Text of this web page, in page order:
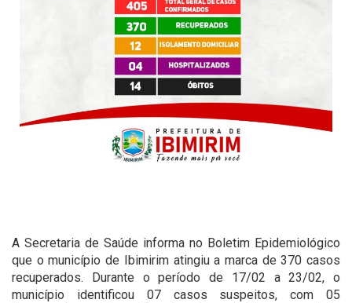
A Secretaria de Saúde informa no Boletim Epidemiológico
que o município de Ibimirim atingiu a marca de 370 casos
recuperados. Durante o período de 17/02 a 23/02, o
município identificou 07 casos suspeitos, com 05